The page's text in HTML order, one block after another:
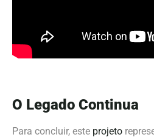
O Legado Continua
Para concluir, este projeto